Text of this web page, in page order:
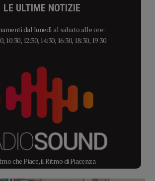
LE ULTIME NOTIZIE
dal lunedì al sabato alle ore:
10:30, 12:30, 14:30, 16:30, 18:30, 19:30
che Piace, il Ritmo di Piacenza